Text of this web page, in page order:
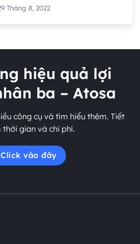
Tháng 8, 2022
hiệu quả lợi
ba – Atosa
công cụ và tìm hiểu thêm. Tiết
thời gian và chi phí.
Click vào đây